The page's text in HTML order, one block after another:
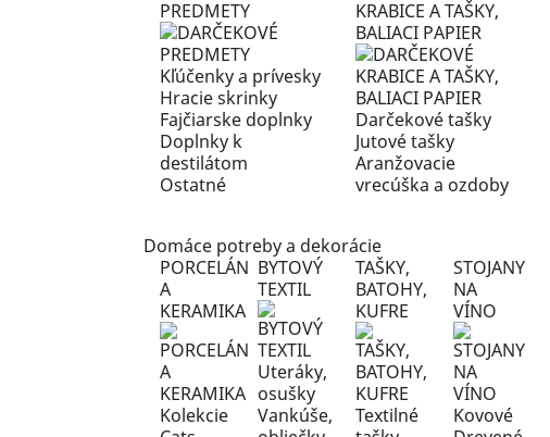
PREDMETY
Kľúčenky a prívesky
Hracie skrinky
Fajčiarske doplnky
Doplnky k
destilátom
Ostatné
KRABICE A TAŠKY,
BALIACI PAPIER
Darčekové tašky
Jutové tašky
Aranžovacie
vrecúška a ozdoby
Domáce potreby a dekorácie
PORCELÁN
A
KERAMIKA
Kolekcie
BYTOVÝ
TEXTIL
Uteráky,
osušky
Vankúše,
TAŠKY,
BATOHY,
KUFRE
Textilné
STOJANY
NA
VÍNO
Kovové